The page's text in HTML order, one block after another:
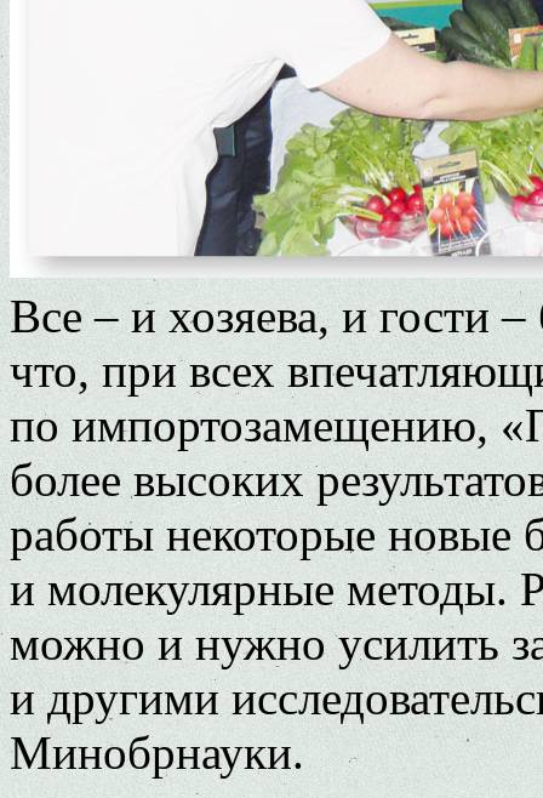
Все – и хозяева, и гости
что, при всех
по импортозамещению,
более высоких
работы некоторые новые
и молекулярные методы.
можно и нужно усилить
и другими
Минобрнауки.